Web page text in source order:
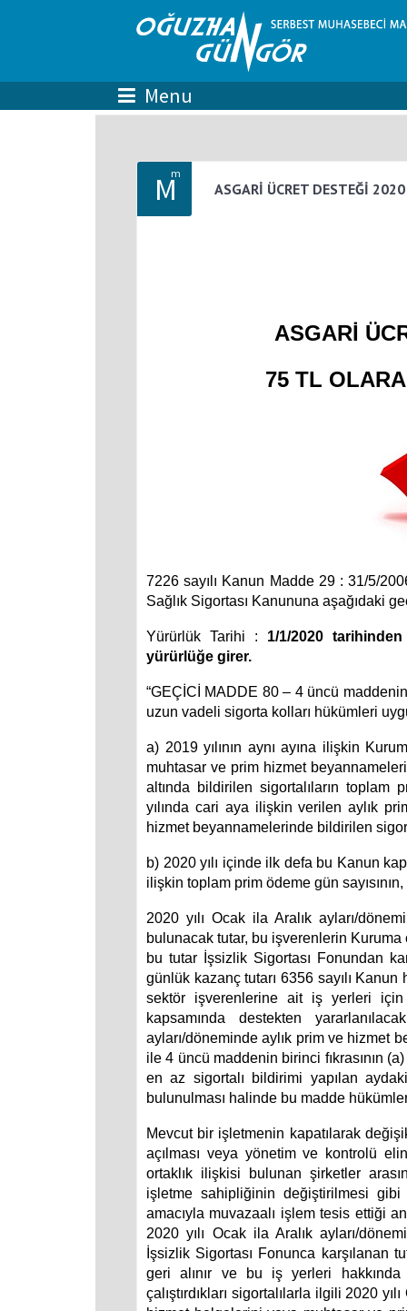
ASGARİ ÜCRET DESTEĞİ
Mm
ASGARİ
75 TL
7226 sayılı Kanun Madde 29 : 31/5/
Sağlık Sigortası Kanununa aşağıdaki
Yürürlük Tarihi : 1/1/2020
yürürlüğe girer.
“GEÇİCİ MADDE 80 – 4 üncü
uzun vadeli sigorta kolları hükümleri
a) 2019 yılının aynı ayına ilişkin
muhtasar ve prim hizmet
altında bildirilen sigortalıların toplam
yılında cari aya ilişkin verilen aylık
hizmet beyannamelerinde bildirilen
b) 2020 yılı içinde ilk defa bu Kanun
ilişkin toplam prim ödeme gün sayısının,
2020 yılı Ocak ila Aralık ayları/
bulunacak tutar, bu işverenlerin
bu tutar İşsizlik Sigortası Fonundan
günlük kazanç tutarı 6356 sayılı
sektör işverenlerine ait iş yerleri
kapsamında destekten
ayları/döneminde aylık prim ve hizmet
ile 4 üncü maddenin birinci fıkrasının
en az sigortalı bildirimi yapılan
bulunulması halinde bu madde
Mevcut bir işletmenin kapatılarak
açılması veya yönetim ve kontrolü
ortaklık ilişkisi bulunan şirketler
işletme sahipliğinin değiştirilmesi gibi
amacıyla muvazaalı işlem tesis ettiği
2020 yılı Ocak ila Aralık ayları/
İşsizlik Sigortası Fonunca karşılanan
geri alınır ve bu iş yerleri
çalıştırdıkları sigortalılarla ilgili 2020